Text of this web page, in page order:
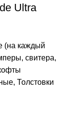
Ultra
(на каждый
свитера,
, Толстовки